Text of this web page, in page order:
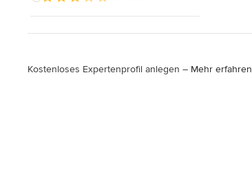
Kostenloses Expertenprofil anlegen – Mehr erfahren